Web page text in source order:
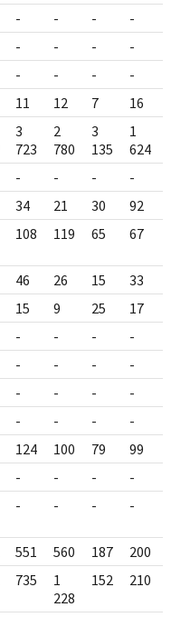
- - - -
- - - -
- - - -
11 12 7 16
3
723
2
780
3
135
1
624
- - - -
34 21 30 92
108 119 65 67
46 26 15 33
15 9 25 17
- - - -
- - - -
- - - -
- - - -
124 100 79 99
- - - -
- - - -
551 560 187 200
735
1
228
152 210